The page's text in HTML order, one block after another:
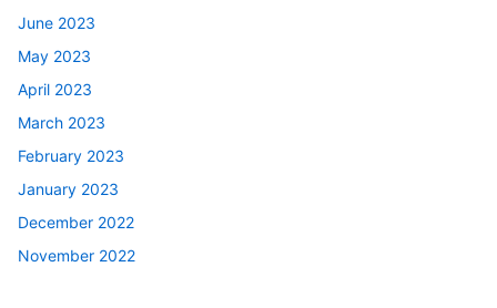
June 2023
May 2023
April 2023
March 2023
February 2023
January 2023
December 2022
November 2022